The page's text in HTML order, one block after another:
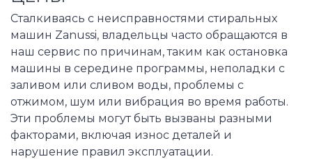
Сталкиваясь с неисправностями стиральных
машин Zanussi, владельцы часто обращаются в
наш сервис по причинам, таким как остановка
машины в середине программы, неполадки с
заливом или сливом воды, проблемы с
отжимом, шум или вибрация во время работы.
Эти проблемы могут быть вызваны разными
факторами, включая износ деталей и
нарушение правил эксплуатации.